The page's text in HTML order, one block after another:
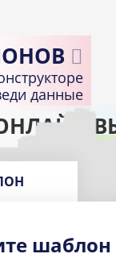
данные
В
шаблон